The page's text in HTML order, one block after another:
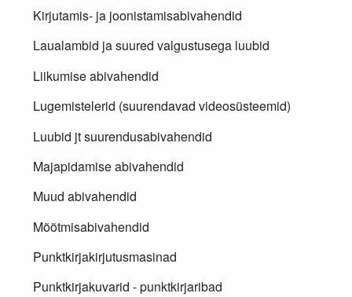
Kirjutamis- ja joonistamisabivahendid
Laualambid ja suured valgustusega luubid
Liikumise abivahendid
Lugemistelerid (suurendavad videosüsteemid)
Luubid jt suurendusabivahendid
Majapidamise abivahendid
Muud abivahendid
Mõõtmisabivahendid
Punktkirjakirjutusmasinad
Punktkirjakuvarid - punktkirjaribad